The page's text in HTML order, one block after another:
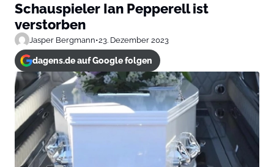
Schauspieler Ian Pepperell ist
verstorben
Jasper Bergmann•23. Dezember 2023
dagens.de auf Google folgen